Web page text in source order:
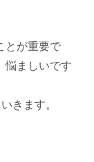
とが重要で
悩ましいです
きます。